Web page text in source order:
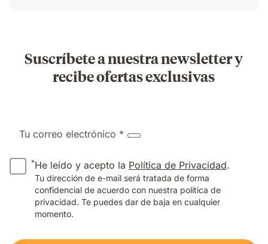
Suscríbete a nuestra newsletter y
recibe ofertas exclusivas
Tu correo electrónico *
*He leído y acepto la Política de Privacidad.
Tu dirección de e-mail será tratada de forma
confidencial de acuerdo con nuestra política de
privacidad. Te puedes dar de baja en cualquier
momento.